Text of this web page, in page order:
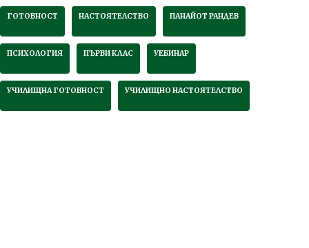
ГОТОВНОСТ НАСТОЯТЕЛСТВО ПАНАЙОТ РАНДЕВ
ПСИХОЛОГИЯ ПЪРВИ КЛАС УЕБИНАР
УЧИЛИЩНА ГОТОВНОСТ УЧИЛИЩНО НАСТОЯТЕЛСТВО